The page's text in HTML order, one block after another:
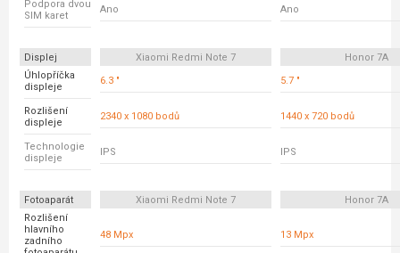
Podpora dvou
SIM karet
Ano Ano
Displej Xiaomi Redmi Note 7
Honor 7A
Úhlopříčka
displeje
6.3 " 5.7 "
Rozlišení
displeje
2340 x 1080 bodů 1440 x 720 bodů
Technologie
displeje
IPS IPS
Fotoaparát Xiaomi Redmi Note 7
Honor 7A
Rozlišení
hlavního
zadního
48 Mpx 13 Mpx